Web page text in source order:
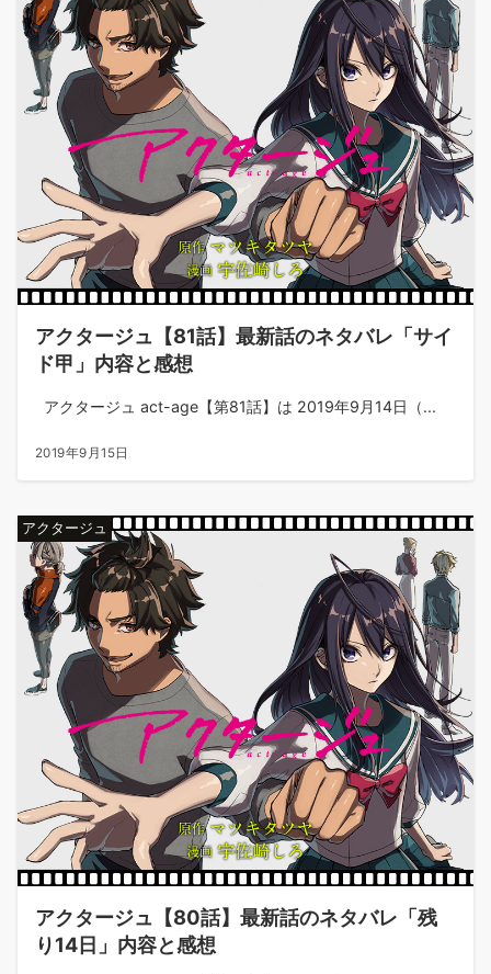
アクタージュ【81話】最新話のネタバレ「サイ
ド甲」内容と感想
アクタージュ act-age【第81話】は 2019年9月14日（...
2019年9月15日
アクタージュ
アクタージュ【80話】最新話のネタバレ「残
り14日」内容と感想